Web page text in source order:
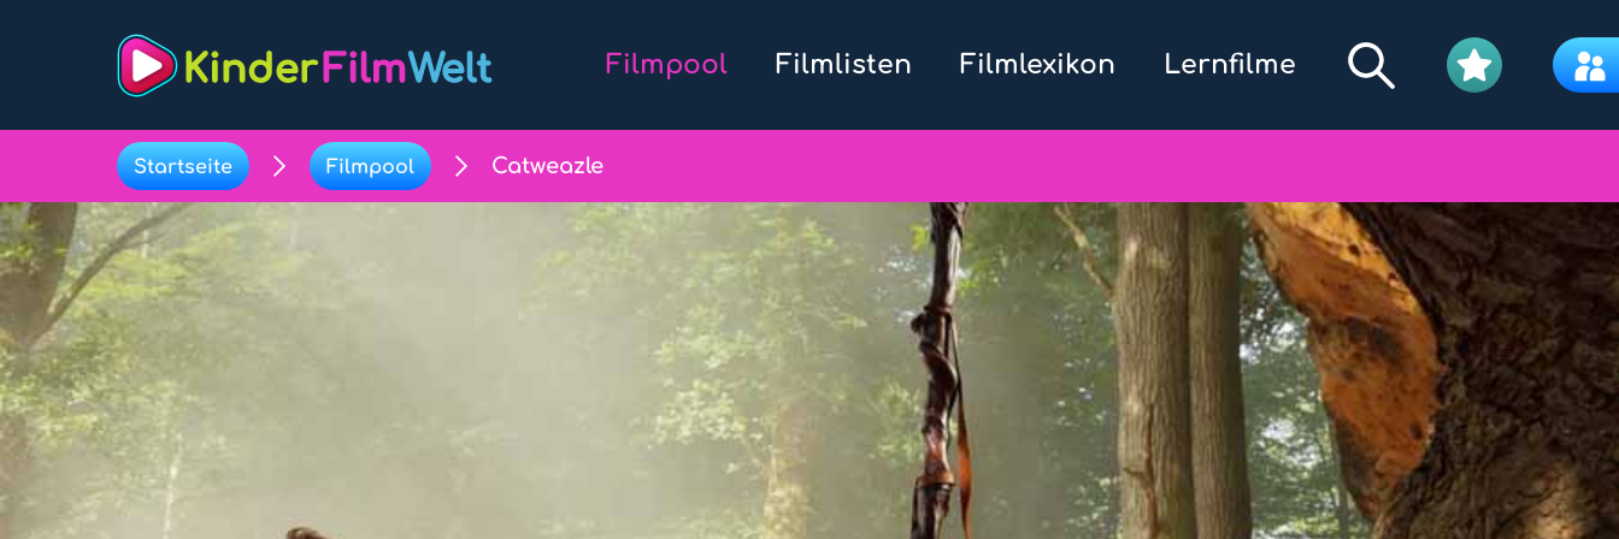
Filmpool Filmlisten Filmlexikon Lernfilme Filmpool
Startseite Filmpool Catweazle